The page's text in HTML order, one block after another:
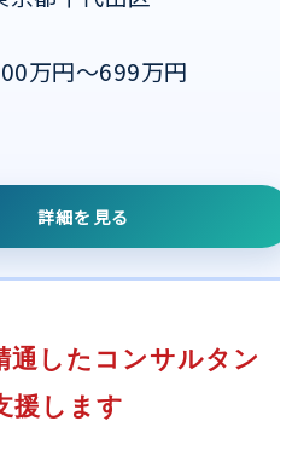
円～699万円
詳細を見る
通したコンサルタン
援します